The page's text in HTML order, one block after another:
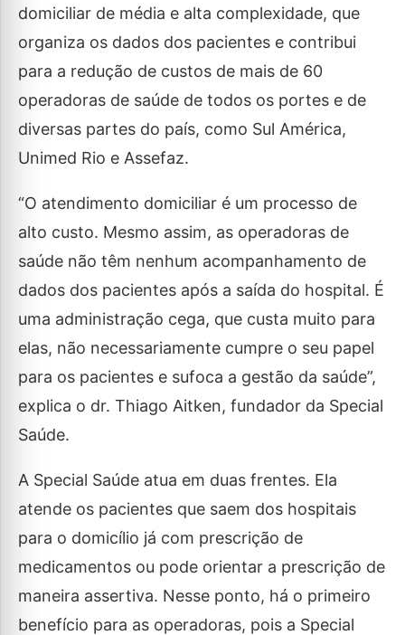
domiciliar de média e alta complexidade, que
organiza os dados dos pacientes e contribui
para a redução de custos de mais de 60
operadoras de saúde de todos os portes e de
diversas partes do país, como Sul América,
Unimed Rio e Assefaz.
“O atendimento domiciliar é um processo de
alto custo. Mesmo assim, as operadoras de
saúde não têm nenhum acompanhamento de
dados dos pacientes após a saída do hospital. É
uma administração cega, que custa muito para
elas, não necessariamente cumpre o seu papel
para os pacientes e sufoca a gestão da saúde”,
explica o dr. Thiago Aitken, fundador da Special
Saúde.
A Special Saúde atua em duas frentes. Ela
atende os pacientes que saem dos hospitais
para o domicílio já com prescrição de
medicamentos ou pode orientar a prescrição de
maneira assertiva. Nesse ponto, há o primeiro
benefício para as operadoras, pois a Special